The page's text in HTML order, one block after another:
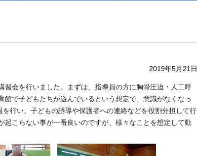
2019年5月21日
会を行いました。まずは、指導員の方に胸骨圧迫・人工呼
で子どもたちが遊んでいるという想定で、意識がなくなっ
行い、子どもの誘導や保護者への連絡などを役割分担して行
起こらない事が一番良いのですが、様々なことを想定して動